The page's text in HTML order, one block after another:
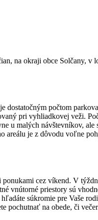
na okraji obce Solčany, v
dostatočným počtom
pri vyhliadkovej veži.
u malých návštevníkov, ale
areálu je z dôvodu voľne
ponukami cez víkend. V
vnútorné priestory sú
súkromie pre Vaše
pochutnať na obede, či